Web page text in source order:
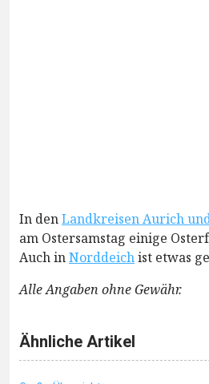
In denLandkreisen Aurich
am Ostersamstag einige
Auch inNorddeichist etwas
Alle Angaben ohne Gewähr.
Ähnliche Artikel